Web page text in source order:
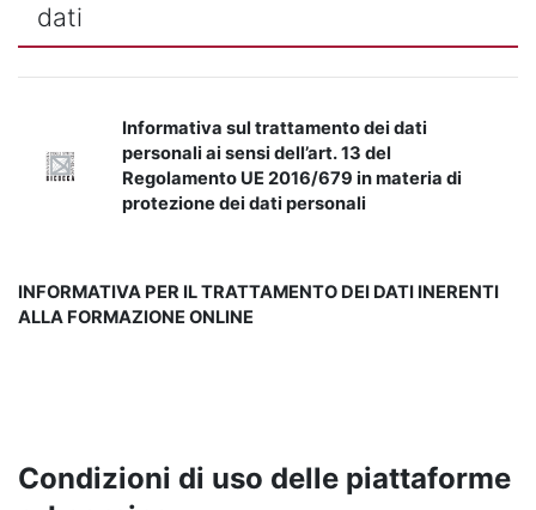
dati
Informativa sul trattamento dei dati
personali ai sensi dell’art. 13 del
Regolamento UE 2016/679 in materia di
protezione dei dati personali
INFORMATIVA PER IL TRATTAMENTO DEI DATI INERENTI
ALLA FORMAZIONE ONLINE
Condizioni di uso delle piattaforme